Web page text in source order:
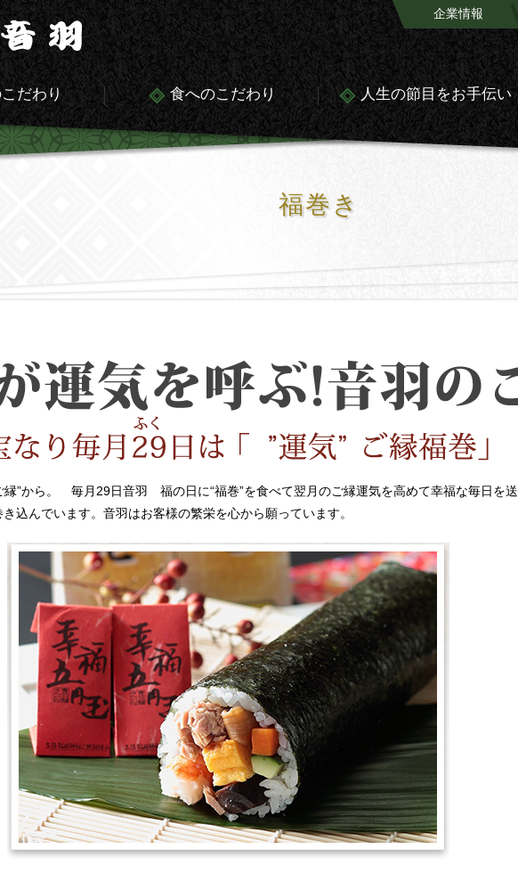
企業情報
だわり 食へのこだわり 人生の節目をお手伝い
福巻き
縁”から。 毎月29日音羽 福の日に“福巻”を食べて翌月のご縁運気を高めて幸福な毎日を
込んでいます。音羽はお客様の繁栄を心から願っています。